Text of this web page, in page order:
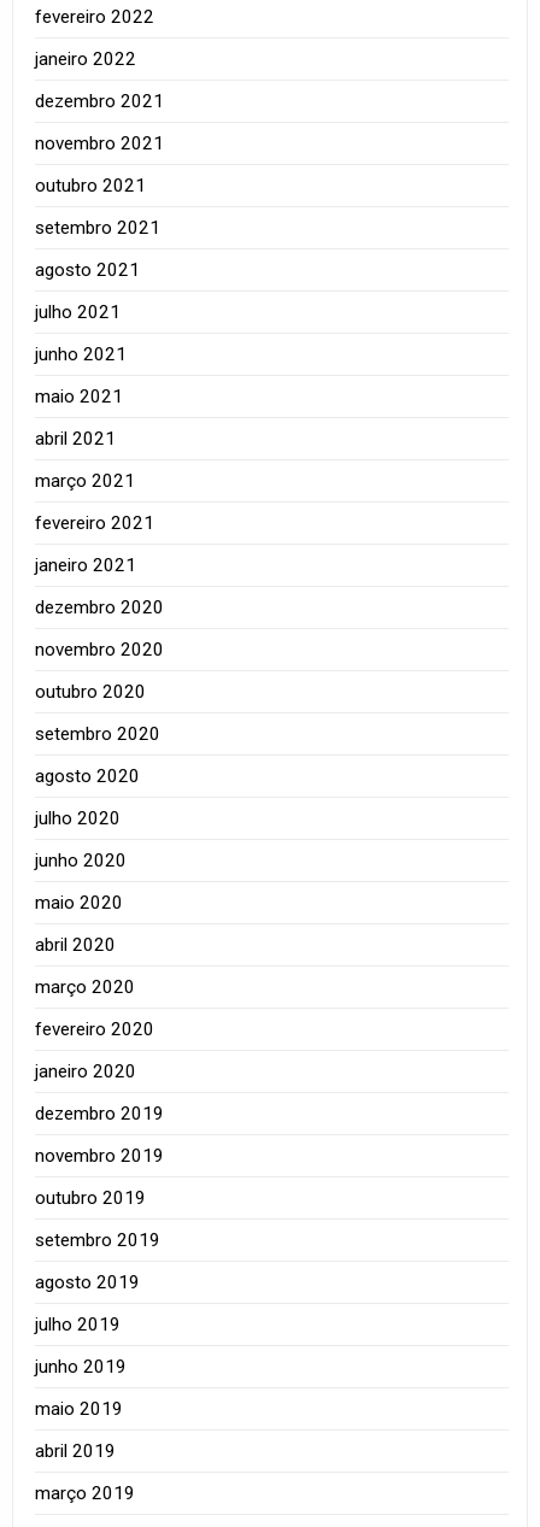
fevereiro 2022
janeiro 2022
dezembro 2021
novembro 2021
outubro 2021
setembro 2021
agosto 2021
julho 2021
junho 2021
maio 2021
abril 2021
março 2021
fevereiro 2021
janeiro 2021
dezembro 2020
novembro 2020
outubro 2020
setembro 2020
agosto 2020
julho 2020
junho 2020
maio 2020
abril 2020
março 2020
fevereiro 2020
janeiro 2020
dezembro 2019
novembro 2019
outubro 2019
setembro 2019
agosto 2019
julho 2019
junho 2019
maio 2019
abril 2019
março 2019